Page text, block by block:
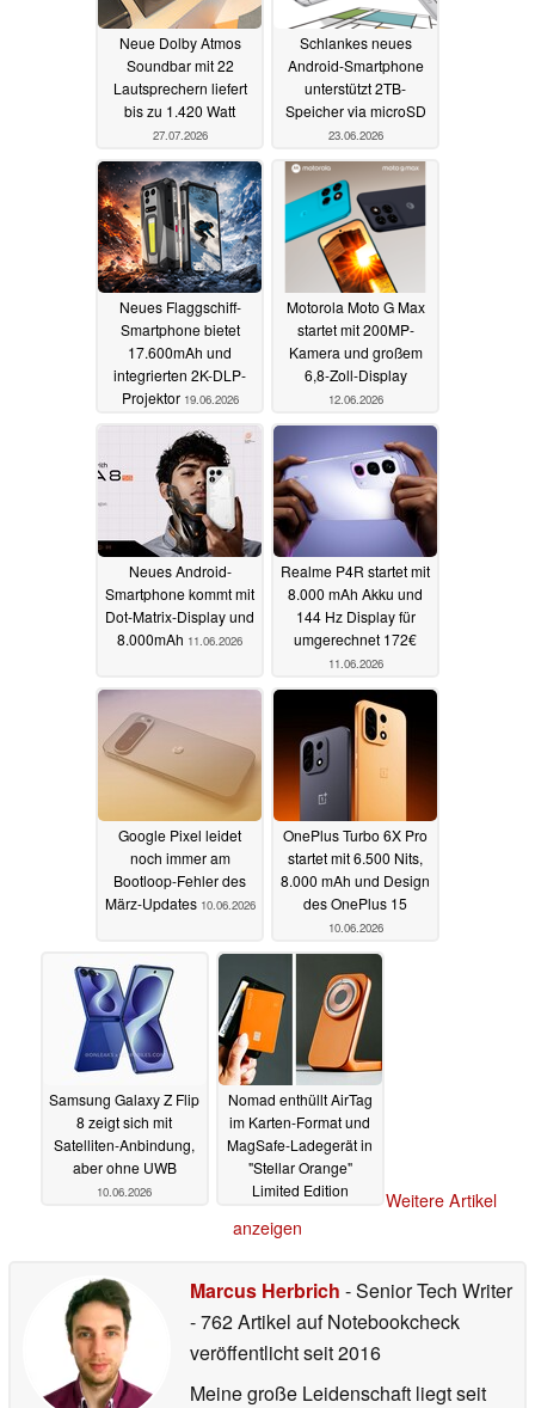
Neue Dolby Atmos
Soundbar mit 22
Lautsprechern liefert
bis zu 1.420 Watt
27.07.2026
Schlankes neues
Android-Smartphone
unterstützt 2TB-
Speicher via microSD
23.06.2026
Neues Flaggschiff-
Smartphone bietet
17.600mAh und
integrierten 2K-DLP-
Projektor 19.06.2026
Motorola Moto G Max
startet mit 200MP-
Kamera und großem
6,8-Zoll-Display
12.06.2026
Neues Android-
Smartphone kommt mit
Dot-Matrix-Display und
8.000mAh 11.06.2026
Realme P4R startet mit
8.000 mAh Akku und
144 Hz Display für
umgerechnet 172€
11.06.2026
Google Pixel leidet
noch immer am
Bootloop-Fehler des
März-Updates 10.06.2026
OnePlus Turbo 6X Pro
startet mit 6.500 Nits,
8.000 mAh und Design
des OnePlus 15
10.06.2026
Samsung Galaxy Z Flip
8 zeigt sich mit
Satelliten-Anbindung,
aber ohne UWB
10.06.2026
Nomad enthüllt AirTag
im Karten-Format und
MagSafe-Ladegerät in
"Stellar Orange"
Limited Edition
Weitere Artikel
anzeigen
Marcus Herbrich - Senior Tech Writer
- 762 Artikel auf Notebookcheck
veröffentlichtseit 2016
Meine große Leidenschaft liegt seit